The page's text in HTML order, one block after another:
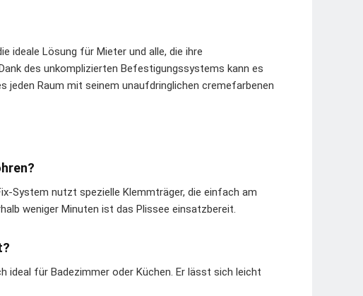
ideale Lösung für Mieter und alle, die ihre
des unkomplizierten Befestigungssystems kann es
Raum mit seinem unaufdringlichen cremefarbenen
System nutzt spezielle Klemmträger, die einfach am
weniger Minuten ist das Plissee einsatzbereit.
für Badezimmer oder Küchen. Er lässt sich leicht